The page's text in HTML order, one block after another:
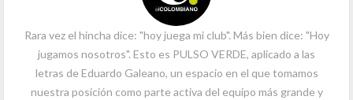
Rara vez el hincha dice: "hoy juega mi club". Más bien dice: "Hoy
jugamos nosotros". Esto es PULSO VERDE, aplicado a las
letras de Eduardo Galeano, un espacio en el que tomamos
nuestra posición como parte activa del equipo más grande y